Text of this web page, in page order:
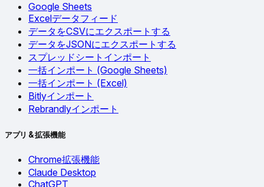
Google Sheets
Excelデータフィード
データをCSVにエクスポートする
データをJSONにエクスポートする
スプレッドシートインポート
一括インポート (Google Sheets)
一括インポート (Excel)
Bitlyインポート
Rebrandlyインポート
アプリ & 拡張機能
Chrome拡張機能
Claude Desktop
ChatGPT